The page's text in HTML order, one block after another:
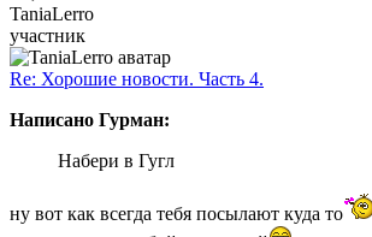
TaniaLerro
участник
Re: Хорошие новости. Часть 4.
Написано Гурман:
Набери в Гугл
ну вот как всегда тебя посылают куда то